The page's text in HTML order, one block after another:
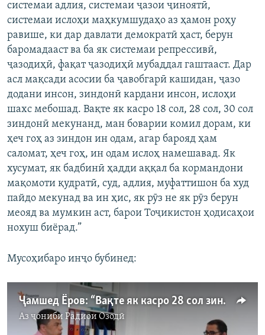
системаи адлия, системаи ҷазои ҷиноятӣ,
системаи ислоҳи маҳкумшудаҳо аз ҳамон роҳу
равише, ки дар давлати демократӣ ҳаст, берун
баромадааст ва ба як системаи репрессивӣ,
ҷазодиҳӣ, фақат ҷазодиҳӣ мубаддал гаштааст. Дар
асл мақсади асосии ба ҷавобгарӣ кашидан, ҷазо
додани инсон, зиндонӣ кардани инсон, ислоҳи
шахс мебошад. Вақте як касро 18 сол, 28 сол, 30 сол
зиндонӣ мекунанд, ман боварии комил дорам, ки
ҳеч гоҳ аз зиндон ин одам, агар барояд ҳам
саломат, ҳеч гоҳ, ин одам ислоҳ намешавад. Як
хусумат, як бадбинӣ ҳадди аққал ба кормандони
мақомоти қудратӣ, суд, адлия, муфаттишон ба худ
пайдо мекунад ва ин ҳис, як рӯз не як рӯз берун
меояд ва мумкин аст, барои Тоҷикистон ҳодисаҳои
нохуш биёрад.”
Мусоҳибаро инҷо бубинед:
Ҷамшед Ёров: “Вақте як касро 28 сол зиндонӣ мекунед”
Аз ҷониби Радиои Озодӣ